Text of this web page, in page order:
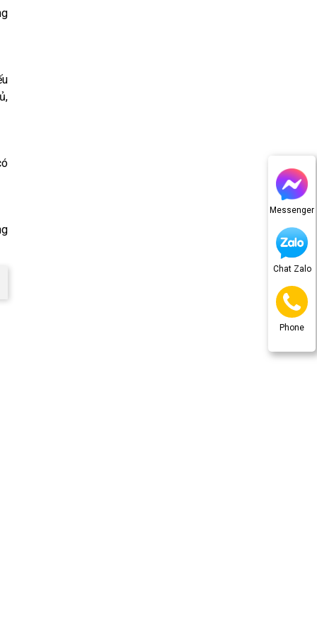
Messenger
Chat Zalo
Phone